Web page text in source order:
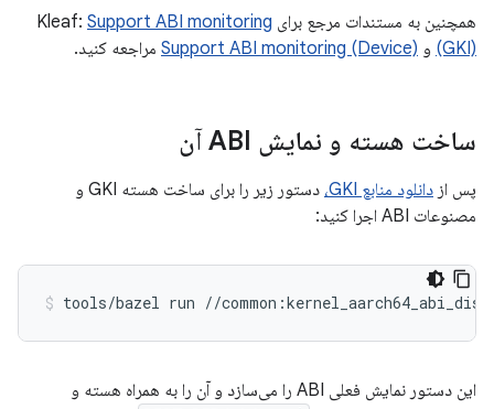
همچنین به مستندات مرجع برای Kleaf: Support ABI monitoring
(GKI) و Support ABI monitoring (Device) مراجعه کنید.
ساخت هسته و نمایش ABI آن
پس از دانلود منابع GKI،
دستور زیر را برای ساخت هسته GKI و
مصنوعات ABI اجرا کنید:
tools/bazel run //common:kernel_aarch64_abi_dist
این دستور نمایش فعلی ABI را می‌سازد و آن را به همراه هسته و